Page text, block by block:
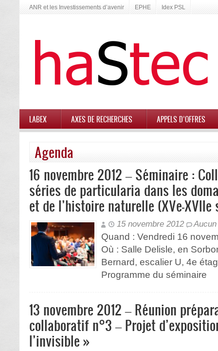
ANR et les Investissements d’avenir EPHE Idex PSL
LABEX AXES DE RECHERCHES APPELS D’OFFRES
Agenda
16 novembre 2012 – Séminaire :
séries de particularia dans les
et de l’histoire naturelle (XVe-XVIIe
15 novembre 2012
Quand : Vendredi 16
Où : Salle Delisle, en
Bernard, escalier U, 4e
Programme du séminaire
13 novembre 2012 – Réunion
collaboratif n°3 – Projet
l’invisible »